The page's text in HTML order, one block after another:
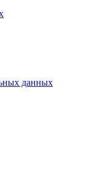
данных